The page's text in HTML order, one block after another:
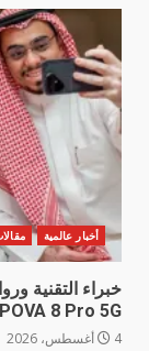
أخبار عالمية
خبراء التقنية
8 Pro 5G
4 أغسطس، 2026